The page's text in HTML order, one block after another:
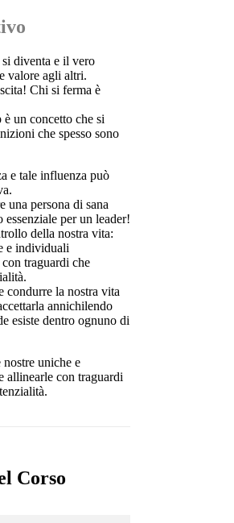
si diventa e il vero
valore agli altri.
Chi si ferma è
un concetto che si
che spesso sono
e tale influenza può
una persona di sana
per un leader!
della nostra vita:
e individuali
traguardi che
condurre la nostra vita
annichilendo
esiste dentro ognuno di
uniche e
allinearle con traguardi
Corso